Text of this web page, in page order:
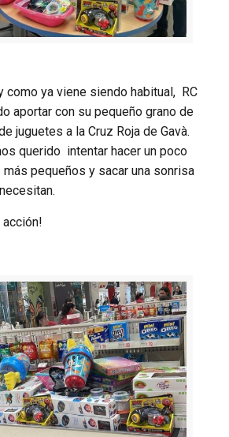
como ya viene siendo habitual, RC
aportar con su pequeño grano de
juguetes a la Cruz Roja de Gavà.
querido intentar hacer un poco
pequeños y sacar una sonrisa
acción!